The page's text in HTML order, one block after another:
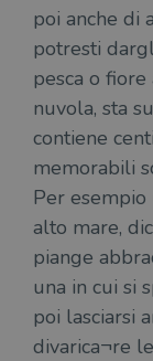
poi anche di
potresti
pesca o
nuvola, sta
contiene
memorabili
Per esempio
alto mare,
piange
una in cui si
poi lasciarsi
divarica¬re